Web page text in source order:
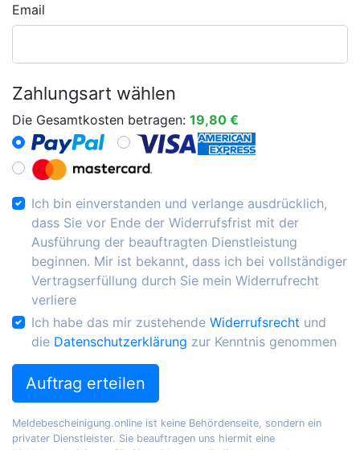
Email
Zahlungsart wählen
Die Gesamtkosten betragen: 19,80 €
Ich bin einverstanden und verlange ausdrücklich,
dass Sie vor Ende der Widerrufsfrist mit der
Ausführung der beauftragten Dienstleistung
beginnen. Mir ist bekannt, dass ich bei vollständiger
Vertragserfüllung durch Sie mein Widerrufrecht
verliere
Ich habe das mir zustehende Widerrufsrecht und
die Datenschutzerklärung zur Kenntnis genommen
Auftrag erteilen
Meldebescheinigung.online ist keine Behördenseite, sondern ein
privater Dienstleister. Sie beauftragen uns hiermit eine